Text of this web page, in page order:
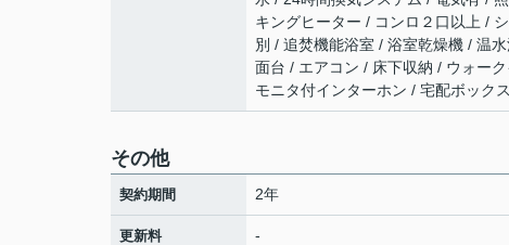
キングヒーター / コンロ２口以上 /
別 / 追焚機能浴室 / 浴室乾燥機 / 温
面台 / エアコン / 床下収納 / ウォー
モニタ付インターホン / 宅配ボック
その他
契約期間 2年
更新料 -